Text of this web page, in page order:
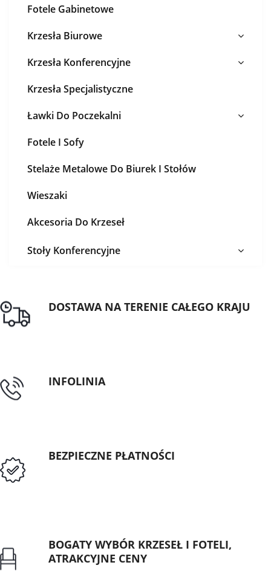
Fotele Gabinetowe
Krzesła Biurowe
Krzesła Konferencyjne
Krzesła Specjalistyczne
Ławki Do Poczekalni
Fotele I Sofy
Stelaże Metalowe Do Biurek I Stołów
Wieszaki
Akcesoria Do Krzeseł
Stoły Konferencyjne
DOSTAWA NA TERENIE CAŁEGO KRAJU
INFOLINIA
BEZPIECZNE PŁATNOŚCI
BOGATY WYBÓR KRZESEŁ I FOTELI,
ATRAKCYJNE CENY